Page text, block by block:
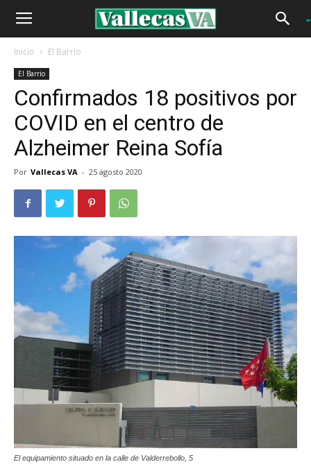
Inicio El Barrio
El Barrio
Confirmados 18 positivos por
COVID en el centro de
Alzheimer Reina Sofía
Por Vallecas VA - 25 agosto 2020
El equipamiento situado en la calle de Valderrebollo, 5